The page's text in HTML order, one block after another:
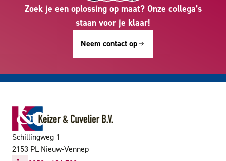
Zoek je een oplossing op maat? Onze collega’s
staan voor je klaar!
Neem contact op
Schillingweg 1
2153 PL Nieuw-Vennep